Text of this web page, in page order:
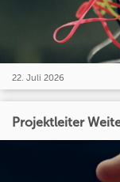
22. Juli 2026
Projektleiter